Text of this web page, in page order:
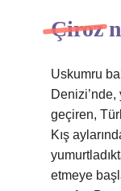
Çiroz
Uskumru
Denizi’nde,
geçiren,
Kış
etmeye